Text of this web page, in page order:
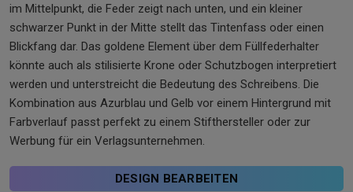
im Mittelpunkt, die Feder zeigt nach unten, und ein kleiner
schwarzer Punkt in der Mitte stellt das Tintenfass oder einen
Blickfang dar. Das goldene Element über dem Füllfederhalter
könnte auch als stilisierte Krone oder Schutzbogen interpretiert
werden und unterstreicht die Bedeutung des Schreibens. Die
Kombination aus Azurblau und Gelb vor einem Hintergrund mit
Farbverlauf passt perfekt zu einem Stifthersteller oder zur
Werbung für ein Verlagsunternehmen.
DESIGN BEARBEITEN